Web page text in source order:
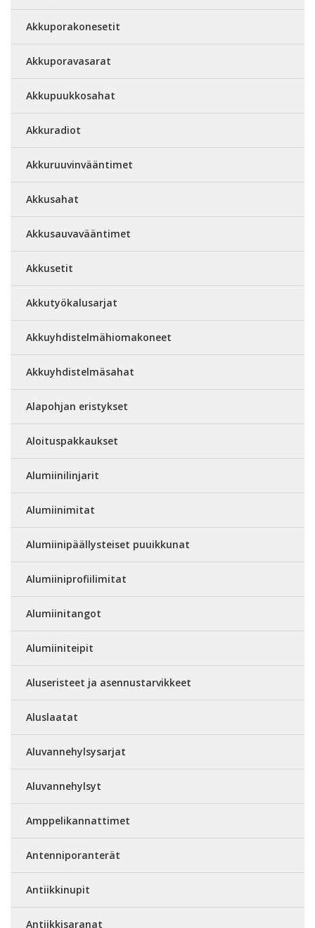
Akkuporakonesetit
Akkuporavasarat
Akkupuukkosahat
Akkuradiot
Akkuruuvinvääntimet
Akkusahat
Akkusauvavääntimet
Akkusetit
Akkutyökalusarjat
Akkuyhdistelmähiomakoneet
Akkuyhdistelmäsahat
Alapohjan eristykset
Aloituspakkaukset
Alumiinilinjarit
Alumiinimitat
Alumiinipäällysteiset puuikkunat
Alumiiniprofiilimitat
Alumiinitangot
Alumiiniteipit
Aluseristeet ja asennustarvikkeet
Aluslaatat
Aluvannehylsysarjat
Aluvannehylsyt
Amppelikannattimet
Antenniporanterät
Antiikkinupit
Antiikkisaranat